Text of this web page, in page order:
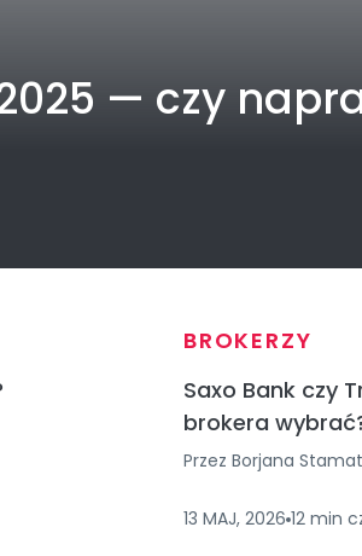
— czy
BROKERZY
Saxo Bank czy
brokera
Przez Borjana
13 MAJ, 2026 12 min